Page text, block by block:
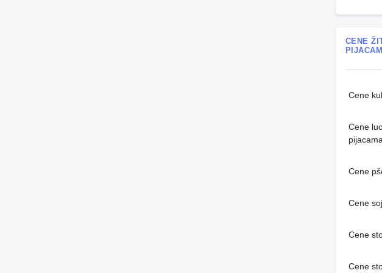
CENE
Cene
Cene
pijacama
Cene
Cene
Cene
Cene